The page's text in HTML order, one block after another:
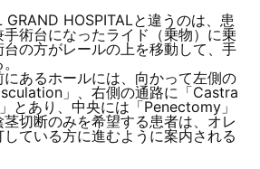
HOSPITALと違うのは、患
術台になったライド（乗物）に乗
の方がレールの上を移動して、手
あるホールには、向かって左側の
」、右側の通路に「Castra
あり、中央には「Penectomy」
切断のみを希望する患者は、オレ
ている方に進むように案内される